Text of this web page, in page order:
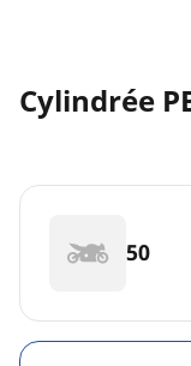
Cylindrée
50